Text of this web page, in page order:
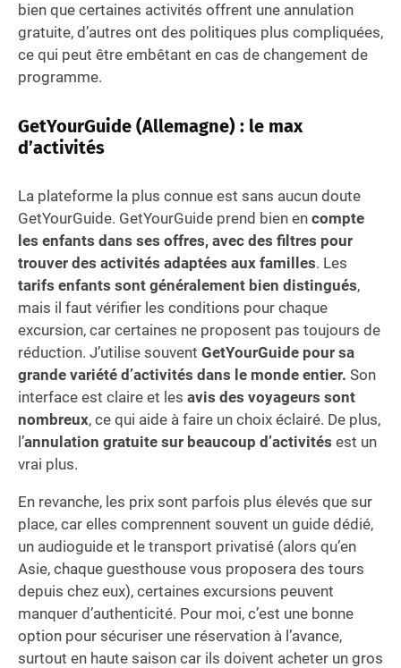
bien que certaines activités offrent une annulation
gratuite, d’autres ont des politiques plus compliquées,
ce qui peut être embêtant en cas de changement de
programme.
GetYourGuide (Allemagne) : le max
d’activités
La plateforme la plus connue est sans aucun doute
GetYourGuide. GetYourGuide prend bien en compte
les enfants dans ses offres, avec des filtres pour
trouver des activités adaptées aux familles. Les
tarifs enfants sont généralement bien distingués,
mais il faut vérifier les conditions pour chaque
excursion, car certaines ne proposent pas toujours de
réduction. J’utilise souvent GetYourGuide pour sa
grande variété d’activités dans le monde entier. Son
interface est claire et les avis des voyageurs sont
nombreux, ce qui aide à faire un choix éclairé. De plus,
l’annulation gratuite sur beaucoup d’activités est un
vrai plus.
En revanche, les prix sont parfois plus élevés que sur
place, car elles comprennent souvent un guide dédié,
un audioguide et le transport privatisé (alors qu’en
Asie, chaque guesthouse vous proposera des tours
depuis chez eux), certaines excursions peuvent
manquer d’authenticité. Pour moi, c’est une bonne
option pour sécuriser une réservation à l’avance,
surtout en haute saison car ils doivent acheter un gros